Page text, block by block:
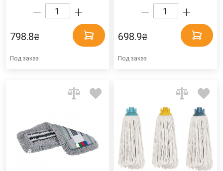
798.8₴
Под заказ
698.9₴
Под заказ